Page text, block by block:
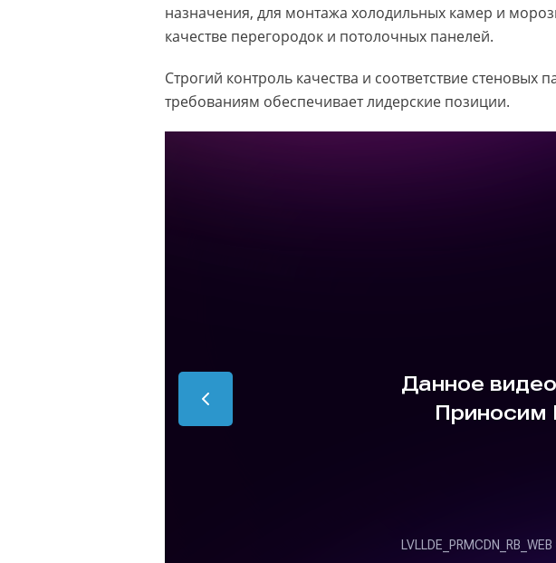
назначения, для монтажа холодильных камер и
качестве перегородок и потолочных панелей.
Строгий контроль качества и соответствие
требованиям обеспечивает лидерские позиции.